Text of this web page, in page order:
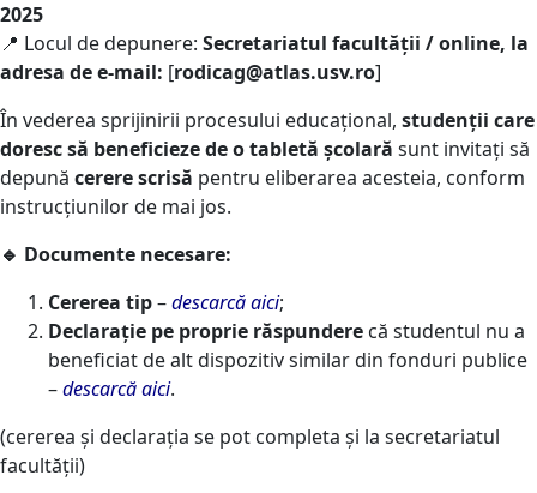
2025
📍 Locul de depunere: Secretariatul facultății / online, la
adresa de e-mail: [rodicag@atlas.usv.ro]
În vederea sprijinirii procesului educațional, studenții care
doresc să beneficieze de o tabletă școlară sunt invitați să
depună cerere scrisă pentru eliberarea acesteia, conform
instrucțiunilor de mai jos.
🔹 Documente necesare:
Cererea tip–descarcă aici;
Declarație pe proprie răspundere că studentul nu a
beneficiat de alt dispozitiv similar din fonduri publice
–descarcă aici.
(cererea și declarația se pot completa și la secretariatul
facultății)